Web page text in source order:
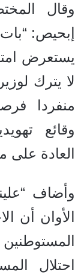
وقال
إبحيص:
يستعرض
لا يترك
منفردا
وقائع
العادة على
وأضاف
الأوان أن
احتلال